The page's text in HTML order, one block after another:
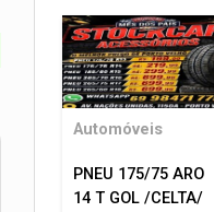
Automóveis
PNEU 175/75 ARO
14 T GOL /CELTA/